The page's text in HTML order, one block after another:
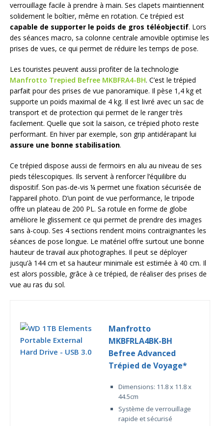
verrouillage facile à prendre à main. Ses clapets maintiennent
solidement le boîtier, même en rotation. Ce trépied est
capable de supporter le poids de gros téléobjectif. Lors
des séances macro, sa colonne centrale amovible optimise les
prises de vues, ce qui permet de réduire les temps de pose.
Les touristes peuvent aussi profiter de la technologie
Manfrotto Trepied Befree MKBFRA4-BH. C’est le trépied
parfait pour des prises de vue panoramique. Il pèse 1,4 kg et
supporte un poids maximal de 4 kg. Il est livré avec un sac de
transport et de protection qui permet de le ranger très
facilement. Quelle que soit la saison, ce trépied photo reste
performant. En hiver par exemple, son grip antidérapant lui
assure une bonne stabilisation.
Ce trépied dispose aussi de fermoirs en alu au niveau de ses
pieds télescopiques. Ils servent à renforcer l’équilibre du
dispositif. Son pas-de-vis ¼ permet une fixation sécurisée de
l’appareil photo. D’un point de vue performance, le tripode
offre un plateau de 200 PL. Sa rotule en forme de globe
améliore le glissement ce qui permet de prendre des images
sans à-coup. Ses 4 sections rendent moins contraignantes les
séances de pose longue. Le matériel offre surtout une bonne
hauteur de travail aux photographes. Il peut se déployer
jusqu’à 144 cm et sa hauteur minimale est estimée à 40 cm. Il
est alors possible, grâce à ce trépied, de réaliser des prises de
vue au ras du sol.
Manfrotto
MKBFRLA4BK-BH
Befree Advanced
Trépied de Voyage*
Dimensions: 11.8 x 11.8 x
44.5cm
Système de verrouillage
rapide et sécurisé